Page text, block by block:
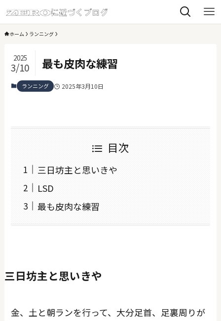
ホーム ランニング
最も皮肉な練習
2025
3/10
ランニング 2025年3月10日
目次
三日坊主と思いきや
LSD
最も皮肉な練習
三日坊主と思いきや
金、土と朝ランを行って、大分足首、足裏周りが